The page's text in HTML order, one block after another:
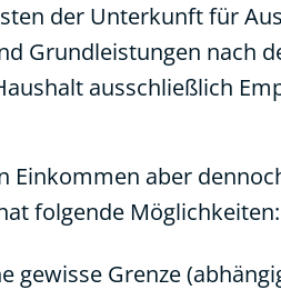
der Unterkunft für
Grundleistungen nach
ausschließlich
Einkommen aber
folgende Möglichkeiten:
gewisse Grenze